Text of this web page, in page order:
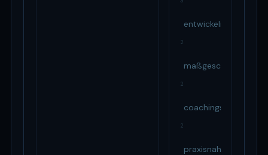
entwickeln
2
maßgeschneiderten
2
coachings
2
praxisnah